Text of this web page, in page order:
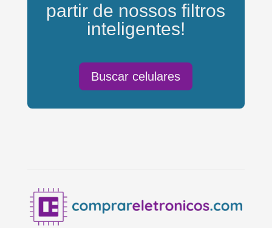
partir de nossos filtros
inteligentes!
Buscar celulares